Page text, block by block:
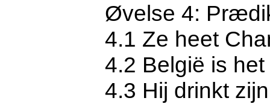
Øvelse 4:
4.1 Ze heet
4.2 België is
4.3 Hij drinkt